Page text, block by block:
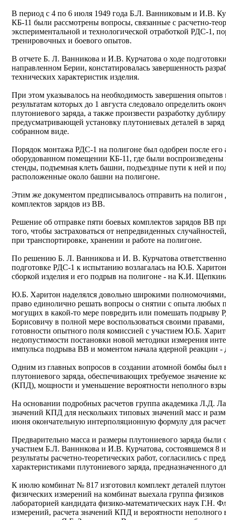
В период с 4 по 6 июля 1949 года Б.Л. Ванниковым и И.В.
КБ-11 были рассмотрены вопросы, связанные с расчетно-
экспериментальной и технологической отработкой РДС-1,
тренировочных и боевого опытов.
В отчете Б. Л. Ванникова и И.В. Курчатова о ходе
направленном Берии, констатировалась завершенность
технических характеристик изделия.
При этом указывалось на необходимость завершения
результатам которых до 1 августа следовало определить
плутониевого заряда, а также произвести разработку
предусматривающей установку плутониевых деталей в
собранном виде.
Порядок монтажа РДС-1 на полигоне был одобрен после его
оборудованном помещении КБ-11, где были
стенды, подъемная клеть башни, подъездные пути к ней и
расположенные около башни на полигоне.
Этим же документом предписывалось отправить на
комплектов зарядов из ВВ.
Решение об отправке пяти боевых комплектов зарядов ВВ
того, чтобы застраховаться от непредвиденных
при транспортировке, хранении и работе на полигоне.
По решению Б. Л. Ванникова и И. В. Курчатова
подготовке РДС-1 к испытанию возлагалась на Ю.Б.
сборкой изделия и его подрыв на полигоне - на К.И.
Ю.Б. Харитон наделялся довольно широкими полномочиями,
право единолично решать вопросы о снятии с опыта любых
могущих в какой-то мере повредить или помешать
Борисовичу в полной мере воспользоваться своими
готовности опытного поля комиссией с участием Ю.Б.
недопустимости постановки новой методики измерения
импульса подрыва ВВ и моментом начала ядерной реакции
Одним из главных вопросов в создании атомной бомбы был
плутониевого заряда, обеспечивающих требуемое значение
(КПД), мощности и уменьшение вероятности неполного
На основании подробных расчетов группа академика Л.Д.
значений КПД для нескольких типовых значений масс и
июня окончательную интерполяционную формулу для
Предварительно масса и размеры плутониевого заряда
участием Б.Л. Ванннкова и И.В. Курчатова, состоявшемся 8
результаты расчетно-теоретических работ, согласились с
характеристиками плутониевого заряда, предназначенного
К июлю комбинат № 817 изготовил комплект деталей
физических измерений на комбинат выехала группа
лабораторией кандидата физико-математических наук Г.Н.
измерений, расчета значений КПД и вероятности неполного